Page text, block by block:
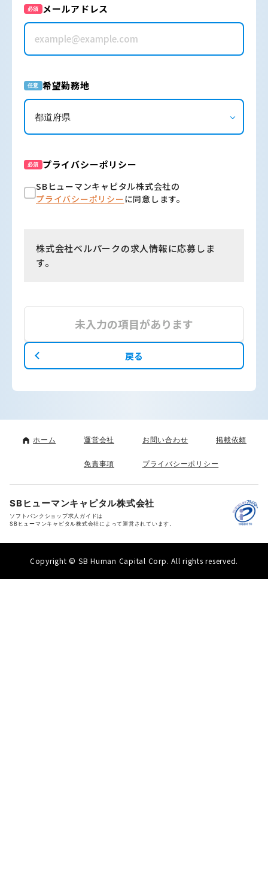
必須 メールアドレス
任意 希望勤務地
必須 プライバシーポリシー
SBヒューマンキャピタル株式会社の
プライバシーポリシーに同意します。
株式会社ベルパークの求人情報に応募しま
す。
未入力の項目があります
戻る
ホーム 運営会社 お問い合わせ 掲載依頼
免責事項 プライバシーポリシー
SBヒューマンキャピタル株式会社
ソフトバンクショップ求人ガイドは
SBヒューマンキャピタル株式会社によって運営されています。
Copyright © SB Human Capital Corp. All rights reserved.